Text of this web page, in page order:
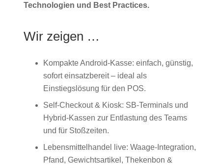
Technologien und Best Practices.
Wir zeigen …
Kompakte Android-Kasse: einfach, günstig,
sofort einsatzbereit – ideal als
Einstiegslösung für den POS.
Self-Checkout & Kiosk: SB-Terminals und
Hybrid-Kassen zur Entlastung des Teams
und für Stoßzeiten.
Lebensmittelhandel live: Waage-Integration,
Pfand, Gewichtsartikel, Thekenbon &